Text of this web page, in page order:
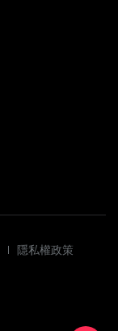
隱私權政策